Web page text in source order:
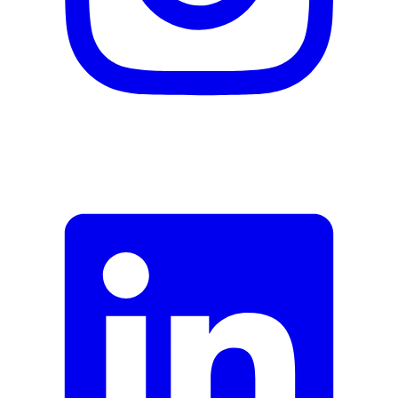
Site du fabricant
Voir le site du fabricant
Documents
Adresse e-mail (facultatif)
Fermer le formulaire
Signaler des données erronées